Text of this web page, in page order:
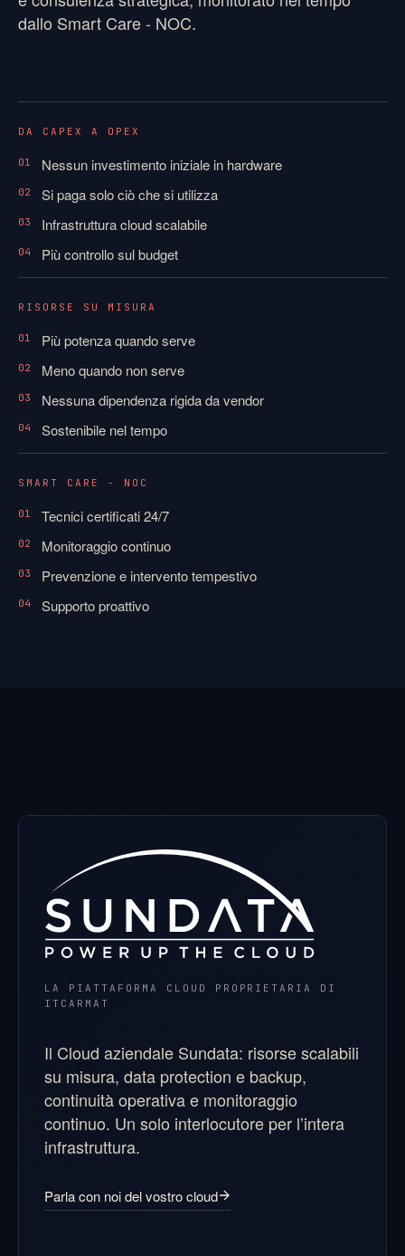
dallo Smart Care - NOC.
DA CAPEX A OPEX
01 Nessun investimento iniziale in hardware
02 Si paga solo ciò che si utilizza
03 Infrastruttura cloud scalabile
04 Più controllo sul budget
RISORSE SU MISURA
01 Più potenza quando serve
02 Meno quando non serve
03 Nessuna dipendenza rigida da vendor
04 Sostenibile nel tempo
SMART CARE - NOC
01 Tecnici certificati 24/7
02 Monitoraggio continuo
03 Prevenzione e intervento tempestivo
04 Supporto proattivo
LA PIATTAFORMA CLOUD PROPRIETARIA DI
ITCARMAT
Il Cloud aziendale Sundata: risorse scalabili
su misura, data protection e backup,
continuità operativa e monitoraggio
continuo. Un solo interlocutore per l’intera
infrastruttura.
Parla con noi del vostro cloud